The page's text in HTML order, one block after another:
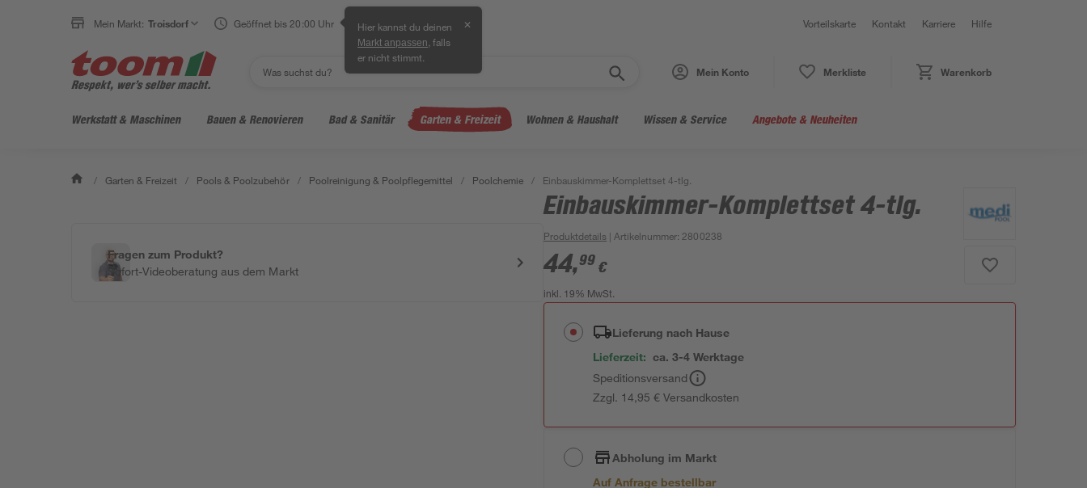
Mein Markt: Troisdorf Geöffnet bis 20:00 Uhr Hier kannst du deinen
Markt anpassen , falls
er nicht stimmt.
✕ Vorteilskarte Kontakt Karriere Hilfe
Mein Konto Merkliste Warenkorb
Werkstatt & Maschinen Bauen & Renovieren Bad & Sanitär Garten & Freizeit Wohnen & Haushalt Wissen & Service Angebote & Neuheiten
/ Garten & Freizeit / Pools & Poolzubehör / Poolreinigung & Poolpflegemittel / Poolchemie / Einbauskimmer-Komplettset 4-tlg.
Fragen zum Produkt?
Sofort-Videoberatung aus dem Markt
Einbauskimmer-Komplettset 4-tlg.
Produktdetails | Artikelnummer: 2800238
44,99 €
inkl. 19% MwSt.
Lieferung nach Hause
Lieferzeit: ca. 3-4 Werktage
Speditionsversand
Zzgl. 14,95 € Versandkosten
Abholung im Markt
Auf Anfrage bestellbar